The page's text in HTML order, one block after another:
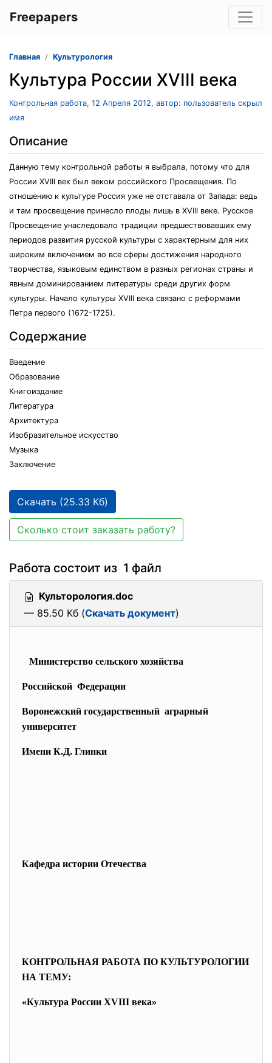
Freepapers
Главная Культурология
Культура России XVIII века
Контрольная работа, 12 Апреля 2012, автор: пользователь скрыл
имя
Описание
Данную тему контрольной работы я выбрала, потому что для
России XVIII век был веком российского Просвещения. По
отношению к культуре Россия уже не отставала от Запада: ведь
и там просвещение принесло плоды лишь в XVIII веке. Русское
Просвещение унаследовало традиции предшествовавших ему
периодов развития русской культуры с характерным для них
широким включением во все сферы достижения народного
творчества, языковым единством в разных регионах страны и
явным доминированием литературы среди других форм
культуры. Начало культуры XVIII века связано с реформами
Петра первого (1672-1725).
Содержание
Введение
Образование
Книгоиздание
Литература
Архитектура
Изобразительное искусство
Музыка
Заключение
Скачать (25.33 Кб)
Сколько стоит заказать работу?
Работа состоит из 1 файл
Культорология.doc
— 85.50 Кб (Скачать документ)
Министерство сельского хозяйства
Российской Федерации
Воронежский государственный аграрный
университет
Имени К.Д. Глинки
Кафедра истории Отечества
КОНТРОЛЬНАЯ РАБОТА ПО КУЛЬТУРОЛОГИИ
НА ТЕМУ:
«Культура России XVIII века»